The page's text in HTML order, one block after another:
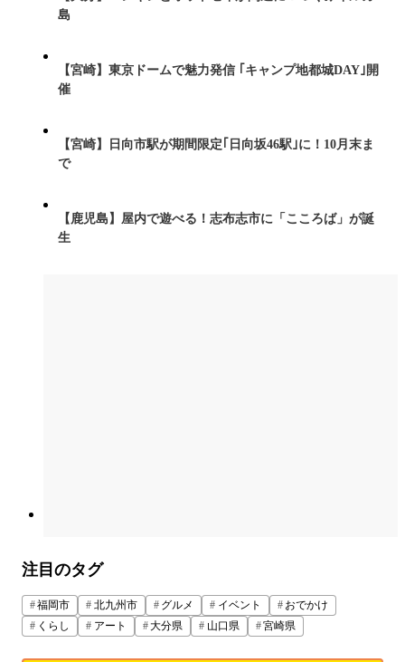
島
【宮崎】東京ドームで魅力発信 ｢キャンプ地都城DAY｣開
催
【宮崎】日向市駅が期間限定｢日向坂46駅｣に！10月末ま
で
【鹿児島】屋内で遊べる！志布志市に「こころば」が誕
生
注目のタグ
福岡市 北九州市 グルメ イベント
おでかけ
くらし
アート 大分県 山口県 宮崎県